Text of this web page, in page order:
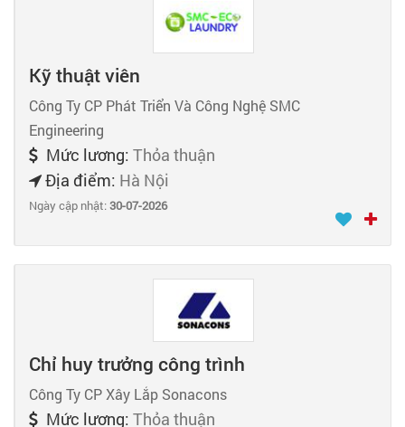
Kỹ thuật viên
Công Ty CP Phát Triển Và Công Nghệ SMC
Engineering
Mức lương: Thỏa thuận
Địa điểm: Hà Nội
Ngày cập nhật:30-07-2026
Chỉ huy trưởng công trình
Công Ty CP Xây Lắp Sonacons
Mức lương: Thỏa thuận